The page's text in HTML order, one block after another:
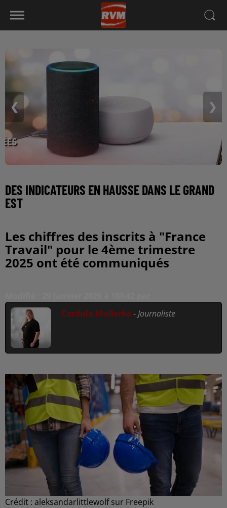
❮ ❯
DES INDICATEURS EN HAUSSE DANS LE GRAND
EST
Les chiffres des inscrits à "France
Travail" pour le 4ème trimestre
2025 ont été communiqués
Cordula Mullerke-Journaliste
Crédit : aleksandarlittlewolf sur Freepik